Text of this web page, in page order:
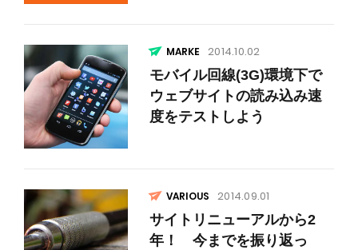
2014.10.02
モバイル回線(3G)環境下で
ウェブサイトの読み込み速
度をテストしよう
VARIOUS 2014.09.01
サイトリニューアルから2
年！ 今までを振り返っ